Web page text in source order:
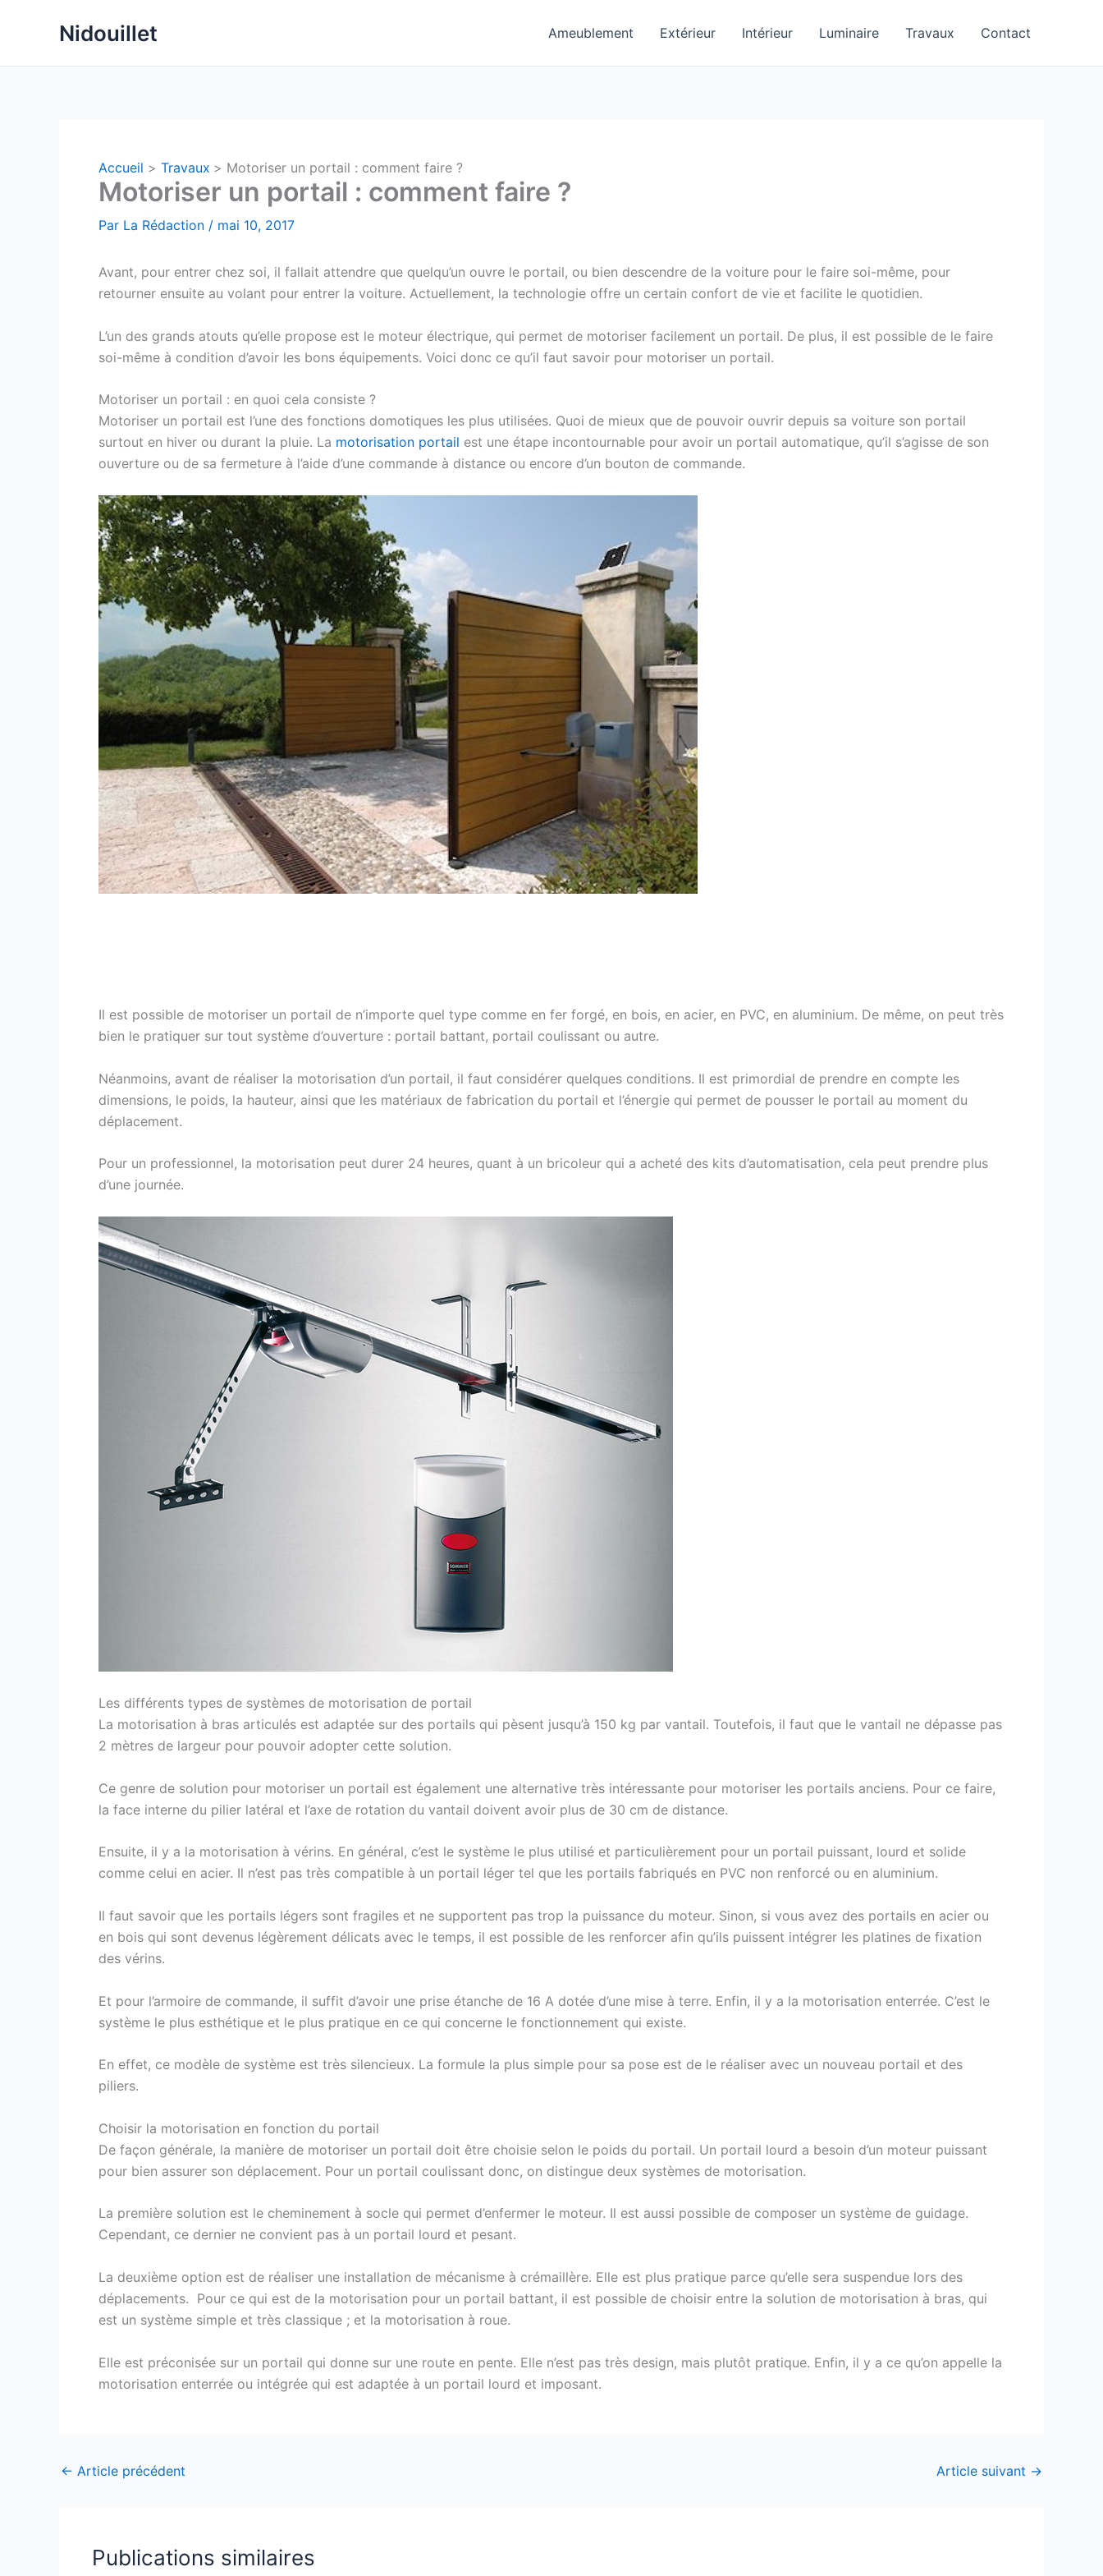
Nidouillet Ameublement Extérieur Intérieur Luminaire Travaux Contact
Accueil Travaux Motoriser un portail : comment faire ?
Motoriser un portail : comment faire ?
Par La Rédaction / mai 10, 2017
Avant, pour entrer chez soi, il fallait attendre que quelqu’un ouvre le portail, ou bien descendre de la voiture pour le faire soi-même, pour
retourner ensuite au volant pour entrer la voiture. Actuellement, la technologie offre un certain confort de vie et facilite le quotidien.
L’un des grands atouts qu’elle propose est le moteur électrique, qui permet de motoriser facilement un portail. De plus, il est possible de le faire
soi-même à condition d’avoir les bons équipements. Voici donc ce qu’il faut savoir pour motoriser un portail.
Motoriser un portail : en quoi cela consiste ?
Motoriser un portail est l’une des fonctions domotiques les plus utilisées. Quoi de mieux que de pouvoir ouvrir depuis sa voiture son portail
surtout en hiver ou durant la pluie. La motorisation portail est une étape incontournable pour avoir un portail automatique, qu’il s’agisse de son
ouverture ou de sa fermeture à l’aide d’une commande à distance ou encore d’un bouton de commande.
Il est possible de motoriser un portail de n’importe quel type comme en fer forgé, en bois, en acier, en PVC, en aluminium. De même, on peut très
bien le pratiquer sur tout système d’ouverture : portail battant, portail coulissant ou autre.
Néanmoins, avant de réaliser la motorisation d’un portail, il faut considérer quelques conditions. Il est primordial de prendre en compte les
dimensions, le poids, la hauteur, ainsi que les matériaux de fabrication du portail et l’énergie qui permet de pousser le portail au moment du
déplacement.
Pour un professionnel, la motorisation peut durer 24 heures, quant à un bricoleur qui a acheté des kits d’automatisation, cela peut prendre plus
d’une journée.
Les différents types de systèmes de motorisation de portail
La motorisation à bras articulés est adaptée sur des portails qui pèsent jusqu’à 150 kg par vantail. Toutefois, il faut que le vantail ne dépasse pas
2 mètres de largeur pour pouvoir adopter cette solution.
Ce genre de solution pour motoriser un portail est également une alternative très intéressante pour motoriser les portails anciens. Pour ce faire,
la face interne du pilier latéral et l’axe de rotation du vantail doivent avoir plus de 30 cm de distance.
Ensuite, il y a la motorisation à vérins. En général, c’est le système le plus utilisé et particulièrement pour un portail puissant, lourd et solide
comme celui en acier. Il n’est pas très compatible à un portail léger tel que les portails fabriqués en PVC non renforcé ou en aluminium.
Il faut savoir que les portails légers sont fragiles et ne supportent pas trop la puissance du moteur. Sinon, si vous avez des portails en acier ou
en bois qui sont devenus légèrement délicats avec le temps, il est possible de les renforcer afin qu’ils puissent intégrer les platines de fixation
des vérins.
Et pour l’armoire de commande, il suffit d’avoir une prise étanche de 16 A dotée d’une mise à terre. Enfin, il y a la motorisation enterrée. C’est le
système le plus esthétique et le plus pratique en ce qui concerne le fonctionnement qui existe.
En effet, ce modèle de système est très silencieux. La formule la plus simple pour sa pose est de le réaliser avec un nouveau portail et des
piliers.
Choisir la motorisation en fonction du portail
De façon générale, la manière de motoriser un portail doit être choisie selon le poids du portail. Un portail lourd a besoin d’un moteur puissant
pour bien assurer son déplacement. Pour un portail coulissant donc, on distingue deux systèmes de motorisation.
La première solution est le cheminement à socle qui permet d’enfermer le moteur. Il est aussi possible de composer un système de guidage.
Cependant, ce dernier ne convient pas à un portail lourd et pesant.
La deuxième option est de réaliser une installation de mécanisme à crémaillère. Elle est plus pratique parce qu’elle sera suspendue lors des
déplacements. Pour ce qui est de la motorisation pour un portail battant, il est possible de choisir entre la solution de motorisation à bras, qui
est un système simple et très classique ; et la motorisation à roue.
Elle est préconisée sur un portail qui donne sur une route en pente. Elle n’est pas très design, mais plutôt pratique. Enfin, il y a ce qu’on appelle la
motorisation enterrée ou intégrée qui est adaptée à un portail lourd et imposant.
← Article précédent Article suivant →
Publications similaires